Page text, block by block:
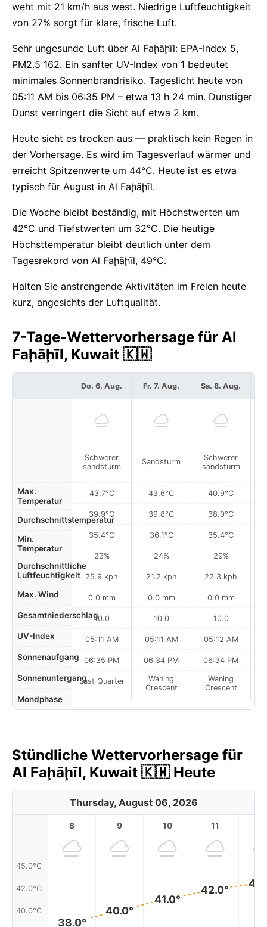
weht mit 21 km/h aus west. Niedrige Luftfeuchtigkeit
von 27% sorgt für klare, frische Luft.
Sehr ungesunde Luft über Al Faḩāḩīl: EPA-Index 5,
PM2.5 162. Ein sanfter UV-Index von 1 bedeutet
minimales Sonnenbrandrisiko. Tageslicht heute von
05:11 AM bis 06:35 PM – etwa 13 h 24 min. Dunstiger
Dunst verringert die Sicht auf etwa 2 km.
Heute sieht es trocken aus — praktisch kein Regen in
der Vorhersage. Es wird im Tagesverlauf wärmer und
erreicht Spitzenwerte um 44°C. Heute ist es etwa
typisch für August in Al Faḩāḩīl.
Die Woche bleibt beständig, mit Höchstwerten um
42°C und Tiefstwerten um 32°C. Die heutige
Höchsttemperatur bleibt deutlich unter dem
Tagesrekord von Al Faḩāḩīl, 49°C.
Halten Sie anstrengende Aktivitäten im Freien heute
kurz, angesichts der Luftqualität.
7-Tage-Wettervorhersage für Al
Faḩāḩīl, Kuwait 🇰🇼
Max.
Temperatur
Durchschnittstemperatur
Min.
Temperatur
Durchschnittliche
Luftfeuchtigkeit
Max. Wind
Gesamtniederschlag
UV-Index
Sonnenaufgang
Sonnenuntergang
Mondphase
Do. 6. Aug.
Schwerer
sandsturm
43.7°C
39.9°C
35.4°C
23%
25.9 kph
0.0 mm
10.0
05:11 AM
06:35 PM
Last Quarter
Fr. 7. Aug.
Sandsturm
43.6°C
39.8°C
36.1°C
24%
21.2 kph
0.0 mm
10.0
05:11 AM
06:34 PM
Waning
Crescent
Sa. 8. Aug.
Schwerer
sandsturm
40.9°C
38.0°C
35.4°C
29%
22.3 kph
0.0 mm
10.0
05:12 AM
06:34 PM
Waning
Crescent
Stündliche Wettervorhersage für
Al Faḩāḩīl, Kuwait 🇰🇼 Heute
Thursday, August 06, 2026
45.0°C
42.0°C
40.0°C
8
38.0°
9
40.0°
10
41.0°
11
42.0°